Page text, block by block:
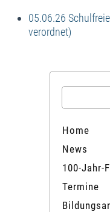
05.06.26
verordnet)
Home
News
100-Jahr-
Termine